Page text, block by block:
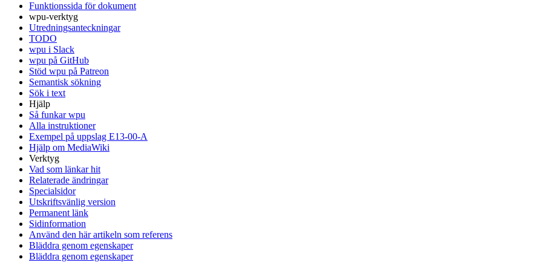
Funktionssida för dokument
wpu-verktyg
Utredningsanteckningar
TODO
wpu i Slack
wpu på GitHub
Stöd wpu på Patreon
Semantisk sökning
Sök i text
Hjälp
Så funkar wpu
Alla instruktioner
Exempel på uppslag E13-00-A
Hjälp om MediaWiki
Verktyg
Vad som länkar hit
Relaterade ändringar
Specialsidor
Utskriftsvänlig version
Permanent länk
Sidinformation
Använd den här artikeln som referens
Bläddra genom egenskaper
Bläddra genom egenskaper